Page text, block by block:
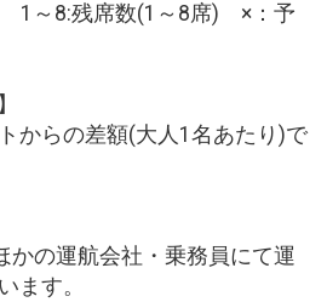
1～8:残席数(1～8席) ×：予
からの差額(大人1名あたり)で
かの運航会社・乗務員にて運
ます。